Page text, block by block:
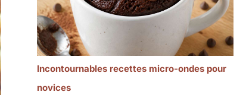
Incontournables recettes micro-ondes pour
novices